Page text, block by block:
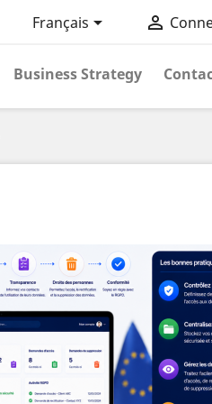
Français 
Business Strategy